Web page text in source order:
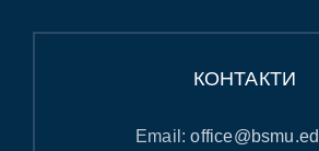
КОНТАКТИ
Email: